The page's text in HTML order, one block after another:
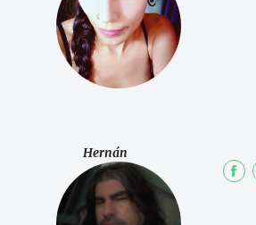
Hernán